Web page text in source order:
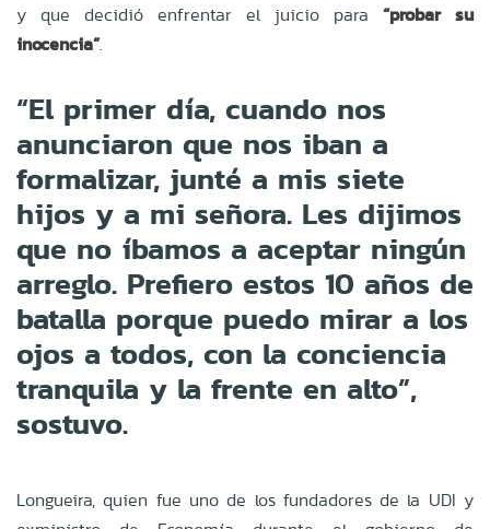
y que decidió enfrentar el juicio para “probar su
inocencia”.
“El primer día, cuando nos
anunciaron que nos iban a
formalizar, junté a mis siete
hijos y a mi señora. Les dijimos
que no íbamos a aceptar ningún
arreglo. Prefiero estos 10 años de
batalla porque puedo mirar a los
ojos a todos, con la conciencia
tranquila y la frente en alto”,
sostuvo.
Longueira, quien fue uno de los fundadores de la UDI y